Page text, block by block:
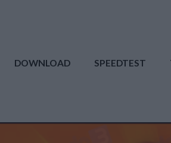
DOWNLOAD SPEEDTEST